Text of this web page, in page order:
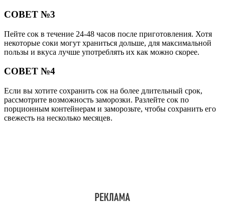
СОВЕТ №3
Пейте сок в течение 24-48 часов после приготовления. Хотя
некоторые соки могут храниться дольше, для максимальной
пользы и вкуса лучше употреблять их как можно скорее.
СОВЕТ №4
Если вы хотите сохранить сок на более длительный срок,
рассмотрите возможность заморозки. Разлейте сок по
порционным контейнерам и заморозьте, чтобы сохранить его
свежесть на несколько месяцев.